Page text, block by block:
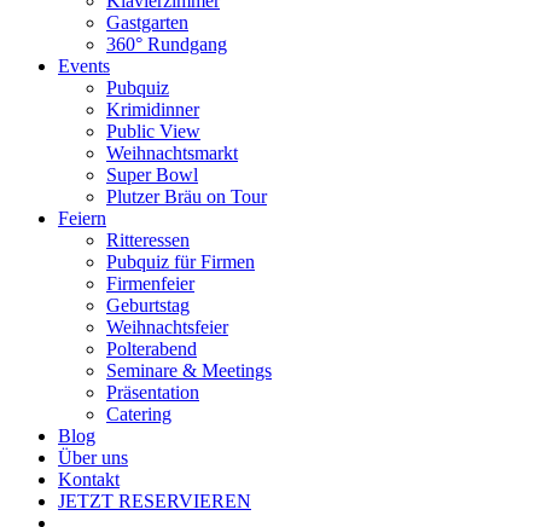
Gastgarten
360° Rundgang
Events
Pubquiz
Krimidinner
Public View
Weihnachtsmarkt
Super Bowl
Plutzer Bräu on Tour
Feiern
Ritteressen
Pubquiz für Firmen
Firmenfeier
Geburtstag
Weihnachtsfeier
Polterabend
Seminare & Meetings
Präsentation
Catering
Blog
Über uns
Kontakt
JETZT RESERVIEREN